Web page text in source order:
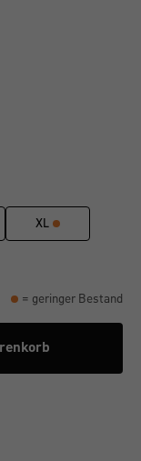
XL
= geringer Bestand